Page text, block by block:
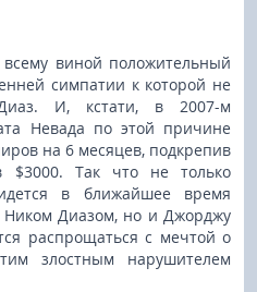
виной положительный
симпатии к которой не
И, кстати, в 2007-м
Невада по этой причине
на 6 месяцев, подкрепив
Так что не только
в ближайшее время
Ником Диазом, но и Джорджу
распрощаться с мечтой о
злостным нарушителем